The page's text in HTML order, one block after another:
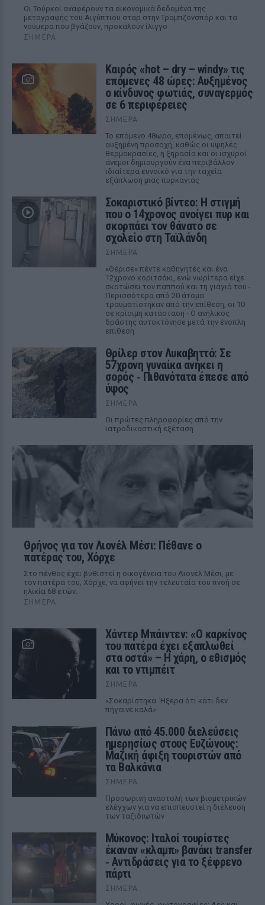
Οι Τούρκοί αναφέρουν τα οικονομικά δεδομένα της
μεταγραφής του Αιγύπτιου σταρ στην Τραμπζονσπόρ και τα
νούμερα που βγάζουν, προκαλούν ίλιγγο
ΣΉΜΕΡΑ
Καιρός «hot – dry – windy» τις
επόμενες 48 ώρες: Αυξημένος
ο κίνδυνος φωτιάς, συναγερμός
σε 6 περιφέρειες
ΣΉΜΕΡΑ
Το επόμενο 48ωρο, επομένως, απαιτεί
αυξημένη προσοχή, καθώς οι υψηλές
θερμοκρασίες, η ξηρασία και οι ισχυροί
άνεμοι δημιουργούν ένα περιβάλλον
ιδιαίτερα ευνοϊκό για την ταχεία
εξάπλωση μιας πυρκαγιάς
Σοκαριστικό βίντεο: Η στιγμή
που ο 14χρονος ανοίγει πυρ και
σκορπάει τον θάνατο σε
σχολείο στη Ταϊλάνδη
ΣΉΜΕΡΑ
«Θέρισε» πέντε καθηγητές και ένα
12χρονο κοριτσάκι, ενώ νωρίτερα είχε
σκοτώσει τον παππού και τη γιαγιά του -
Περισσότερα από 20 άτομα
τραυματίστηκαν από την επίθεση, οι 10
σε κρίσιμη κατάσταση - Ο ανήλικος
δράστης αυτοκτόνησε μετά την ένοπλη
επίθεση
Θρίλερ στον Λυκαβηττό: Σε
57χρονη γυναίκα ανήκει η
σορός ‑ Πιθανότατα έπεσε από
ύψος
ΣΉΜΕΡΑ
Οι πρώτες πληροφορίες από την
ιατροδικαστική εξέταση
Θρήνος για τον Λιονέλ Μέσι: Πέθανε ο
πατέρας του, Χόρχε
Στο πένθος έχει βυθιστεί η οικογένεια του Λιονέλ Μέσι, με
τον πατέρα του, Χόρχε, να αφήνει την τελευταία του πνοή σε
ηλικία 68 ετών.
ΣΉΜΕΡΑ
Χάντερ Μπάιντεν: «Ο καρκίνος
του πατέρα έχει εξαπλωθεί
στα οστά» – Η χάρη, ο εθισμός
και το ντιμπέιτ
ΣΉΜΕΡΑ
«Σοκαρίστηκα. Ήξερα ότι κάτι δεν
πήγαινε καλά»
Πάνω από 45.000 διελεύσεις
ημερησίως στους Ευζώνους:
Μαζική άφιξη τουριστών από
τα Βαλκάνια
ΣΉΜΕΡΑ
Προσωρινή αναστολή των βιομετρικών
ελέγχων για να επισπευστεί η διέλευση
των ταξιδιωτών
Μύκονος: Ιταλοί τουρίστες
έκαναν «κλαμπ» βανάκι transfer
‑ Αντιδράσεις για το ξέφρενο
πάρτι
ΣΉΜΕΡΑ